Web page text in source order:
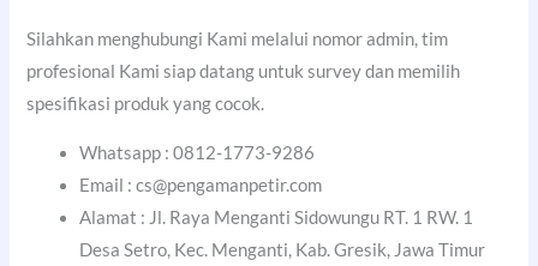
Silahkan menghubungi Kami melalui nomor admin, tim
profesional Kami siap datang untuk survey dan memilih
spesifikasi produk yang cocok.
Whatsapp : 0812-1773-9286
Email : cs@pengamanpetir.com
Alamat : Jl. Raya Menganti Sidowungu RT. 1 RW. 1
Desa Setro, Kec. Menganti, Kab. Gresik, Jawa Timur